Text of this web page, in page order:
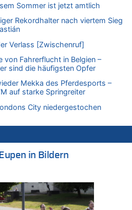
A. Klar zu
– Untersuchung von Vias
in Bildern [Fotogalerie]
zu
die Reise geht…“
zu
Sommer ist jetzt amtlich
zu
Egon Bernhard von Sinnen zu
Sommer ist jetzt amtlich
zu
11 zu
City niedergestochen
Sommer ist jetzt amtlich
Rekordhalter nach viertem Sieg
Verlass [Zwischenruf]
von Fahrerflucht in Belgien –
sind die häufigsten Opfer
Mekka des Pferdesports –
auf starke Springreiter
City niedergestochen
in Bildern